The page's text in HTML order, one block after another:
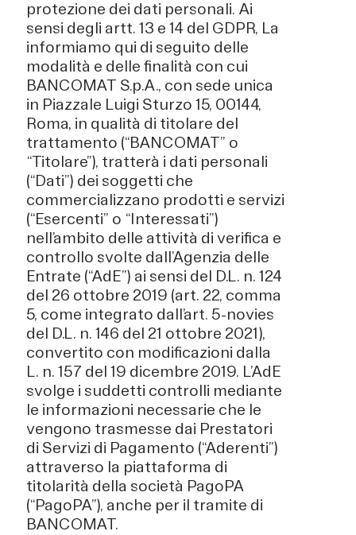
protezione dei dati personali. Ai
sensi degli artt. 13 e 14 del GDPR, La
informiamo qui di seguito delle
modalità e delle finalità con cui
BANCOMAT S.p.A., con sede unica
in Piazzale Luigi Sturzo 15, 00144,
Roma, in qualità di titolare del
trattamento (“BANCOMAT” o
“Titolare”), tratterà i dati personali
(“Dati”) dei soggetti che
commercializzano prodotti e servizi
(“Esercenti” o “Interessati”)
nell’ambito delle attività di verifica e
controllo svolte dall’Agenzia delle
Entrate (“AdE”) ai sensi del D.L. n. 124
del 26 ottobre 2019 (art. 22, comma
5, come integrato dall’art. 5-novies
del D.L. n. 146 del 21 ottobre 2021),
convertito con modificazioni dalla
L. n. 157 del 19 dicembre 2019. L’AdE
svolge i suddetti controlli mediante
le informazioni necessarie che le
vengono trasmesse dai Prestatori
di Servizi di Pagamento (“Aderenti”)
attraverso la piattaforma di
titolarità della società PagoPA
(“PagoPA”), anche per il tramite di
BANCOMAT.